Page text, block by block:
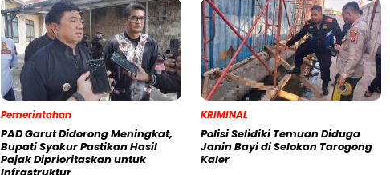
Pemerintahan
PAD Garut Didorong Meningkat,
Bupati Syakur Pastikan Hasil
Pajak Diprioritaskan untuk
KRIMINAL
Polisi Selidiki Temuan Diduga
Janin Bayi di Selokan Tarogong
Kaler